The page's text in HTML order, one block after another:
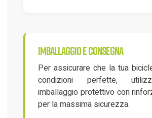
Imballaggio e consegna
Per assicurare che la tua
condizioni perfette,
imballaggio protettivo con
per la massima sicurezza.